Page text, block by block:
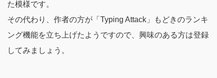
た模様です。
その代わり、作者の方が「Typing Attack」もどきのランキ
ング機能を立ち上げたようですので、興味のある方は登録
してみましょう。